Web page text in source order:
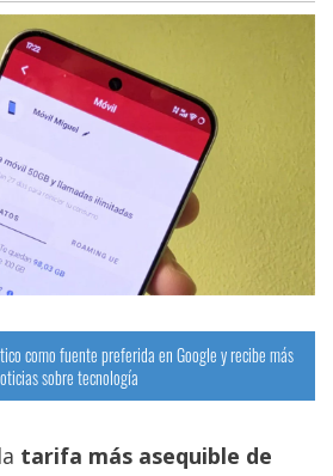
como fuente preferida en Google y recibe más
sobre tecnología
tarifa más asequible de